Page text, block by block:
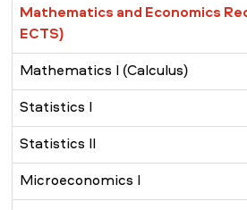
Mathematics and Economics
ECTS)
Mathematics I (Calculus)
Statistics I
Statistics II
Microeconomics I